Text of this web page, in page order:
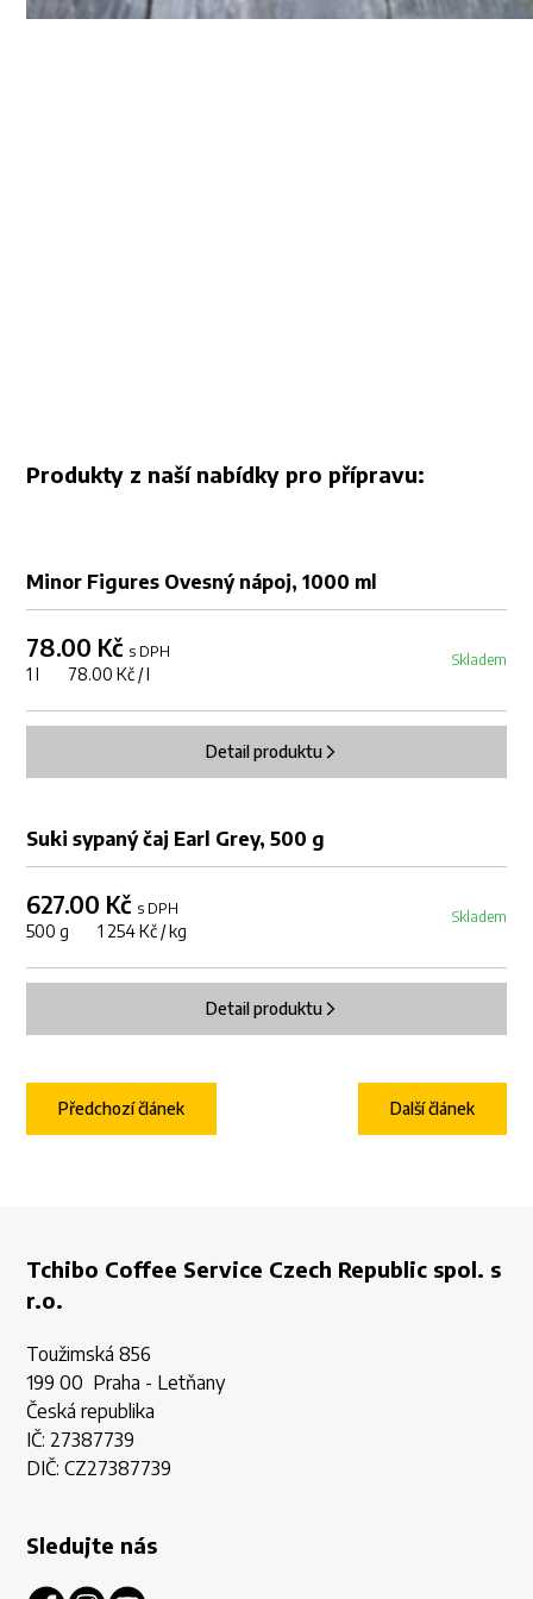
Produkty z naší nabídky pro přípravu:
Minor Figures Ovesný nápoj, 1000 ml
78.00 Kč s DPH
1 l 78.00 Kč / l
Skladem
Detail produktu
Suki sypaný čaj Earl Grey, 500 g
627.00 Kč s DPH
500 g 1 254 Kč / kg
Skladem
Detail produktu
Další článek
Předchozí článek
Tchibo Coffee Service Czech Republic spol. s
r.o.
Toužimská 856
199 00 Praha - Letňany
Česká republika
IČ: 27387739
DIČ: CZ27387739
Sledujte nás